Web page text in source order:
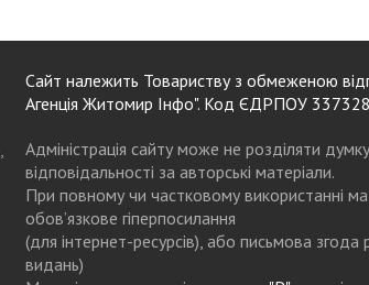
Сайт належить Товариству з обмеженою
Агенція Житомир Інфо". Код ЄДРПОУ
Адміністрація сайту може не розділяти
відповідальності за авторські матеріали.
При повному чи частковому використанні
обов’язкове гіперпосилання
(для інтернет-ресурсів), або письмова згода
видань)